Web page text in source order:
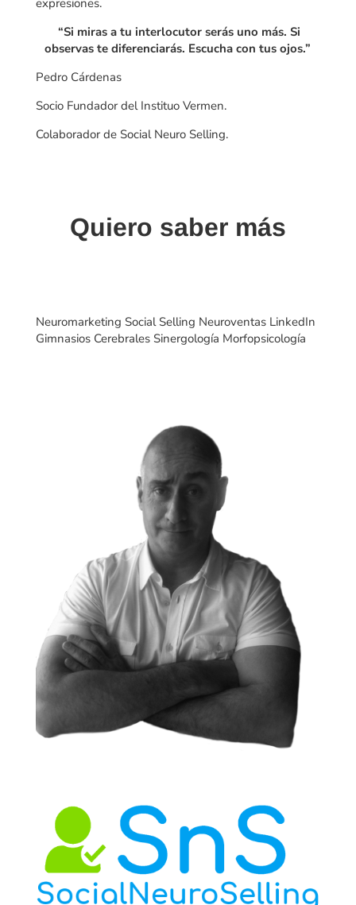
“Si miras a tu interlocutor serás uno más. Si
observas te diferenciarás. Escucha con tus ojos.”
Pedro Cárdenas
Socio Fundador del Instituo Vermen.
Colaborador de Social Neuro Selling.
Quiero saber más
Neuromarketing Social Selling Neuroventas LinkedIn
Gimnasios Cerebrales Sinergología Morfopsicología